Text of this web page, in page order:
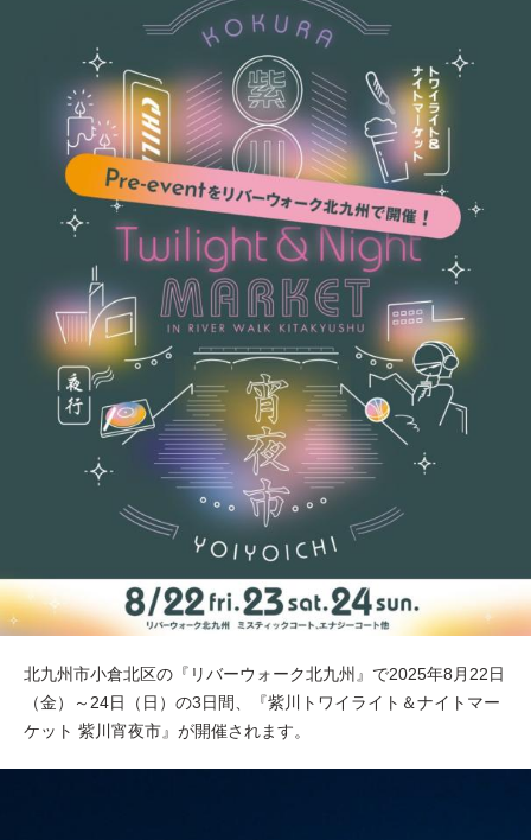
北九州市小倉北区の『リバーウォーク北九州』で2025年8月22日
（金）～24日（日）の3日間、『紫川トワイライト＆ナイトマー
ケット 紫川宵夜市』が開催されます。